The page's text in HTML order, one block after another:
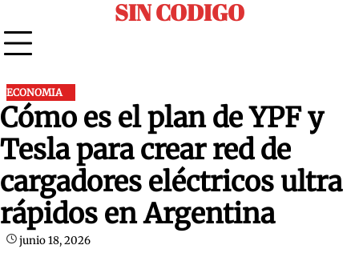
to
content
SIN CODIGO
ECONOMIA
Cómo es el plan de YPF y
Tesla para crear red de
cargadores eléctricos ultra
rápidos en Argentina
junio 18, 2026